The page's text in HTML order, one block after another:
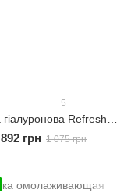
5
892 грн 1 075 грн